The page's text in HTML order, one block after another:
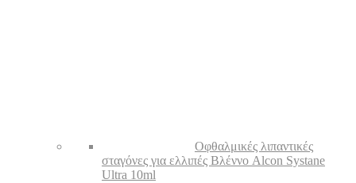
Oφθαλμικές λιπαντικές
σταγόνες για ελλιπές Βλέννο Alcon Systane
Ultra 10ml